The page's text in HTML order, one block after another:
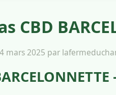
CBD
mars 2025 par